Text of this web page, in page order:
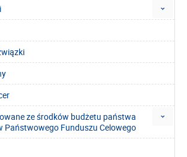
ze środków budżetu państwa
Państwowego Funduszu Celowego